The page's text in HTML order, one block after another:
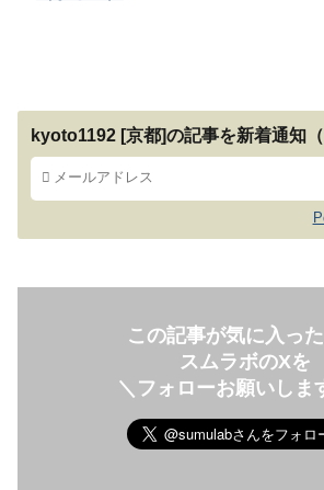
kyoto1192 [京都]の記事を新着通知（
この記事が気に入った
スムラボのXを
＼フォローお願いしま